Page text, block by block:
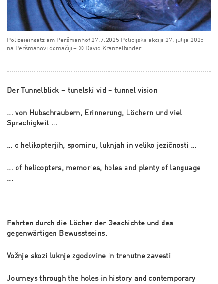
Polizeieinsatz am Peršmanhof 27.7.2025 Policijska akcija 27. julija 2025
na Peršmanovi domačiji – © David Kranzelbinder
Der Tunnelblick – tunelski vid – tunnel vision
... von Hubschraubern, Erinnerung, Löchern und viel
Sprachigkeit ...
… o helikopterjih, spominu, luknjah in veliko jezičnosti …
... of helicopters, memories, holes and plenty of language
...
Fahrten durch die Löcher der Geschichte und des
gegenwärtigen Bewusstseins.
Vožnje skozi luknje zgodovine in trenutne zavesti
Journeys through the holes in history and contemporary